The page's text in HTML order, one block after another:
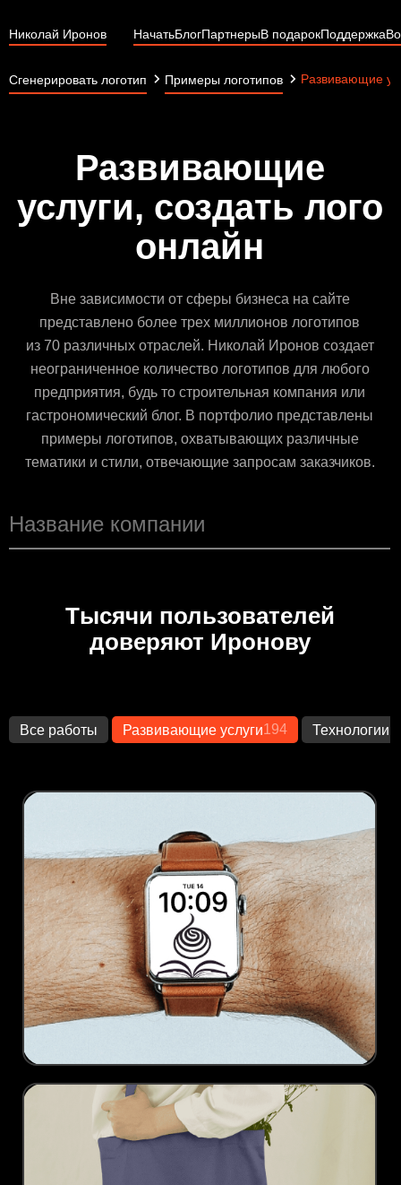
Николай Иронов НачатьБлогПартнерыВ подарокПоддержка
Сгенерировать логотип Примеры логотипов Развивающие
Развивающие
услуги, создать лого
онлайн
Вне зависимости от сферы бизнеса на сайте
представлено более трех миллионов логотипов
из 70 различных отраслей. Николай Иронов создает
неограниченное количество логотипов для любого
предприятия, будь то строительная компания или
гастрономический блог. В портфолио представлены
примеры логотипов, охватывающих различные
тематики и стили, отвечающие запросам заказчиков.
Тысячи пользователей
доверяют Иронову
Все работы Развивающие услуги194 Технологии